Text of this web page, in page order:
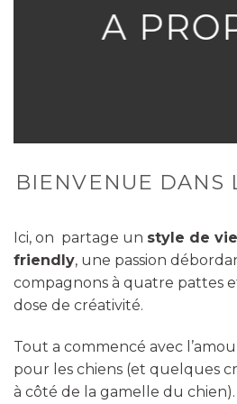
A
BIENVENUE DANS
Ici, on partage un style de
friendly, une passion
compagnons à quatre pattes
dose de créativité.
Tout a commencé avec
pour les chiens (et quelques
à côté de la gamelle du